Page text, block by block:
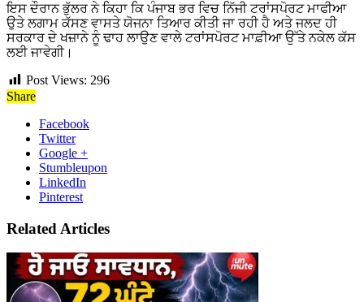
ਇਸ ਦੌਰਾਨ ਭੁੱਲਰ ਨੇ ਕਿਹਾ ਕਿ ਪੰਜਾਬ ਭਰ ਵਿਚ ਨਿੱਜੀ ਟਰਾਂਸਪੋਰਟ ਮਾਫੀਆ
ਉਤੇ ਲਗਾਮ ਕੱਸਣ ਵਾਸਤੇ ਯੋਜਨਾ ਤਿਆਰ ਕੀਤੀ ਜਾ ਰਹੀ ਹੈ ਅਤੇ ਜਲਦ ਹੀ
ਸਰਕਾਰ ਦੇ ਖਜ਼ਾਨੇ ਨੂੰ ਢਾਹ ਲਾਉਣ ਵਾਲੇ ਟਰਾਂਸਪੋਰਟ ਮਾਫ਼ੀਆ ਉੱਤੇ ਨਕੇਲ ਕੱਸ
ਲਈ ਜਾਵੇਗੀ।
Post Views: 296
Share
Facebook
Twitter
Google +
Stumbleupon
LinkedIn
Pinterest
Related Articles